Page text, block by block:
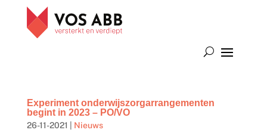
Experiment onderwijszorgarrangementen
begint in 2023 – PO/VO
26-11-2021 Nieuws